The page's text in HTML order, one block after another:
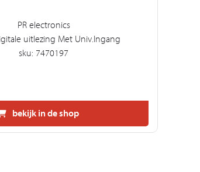
PR electronics
uitlezing Met Univ.Ingang
sku: 7470197
bekijk in de shop